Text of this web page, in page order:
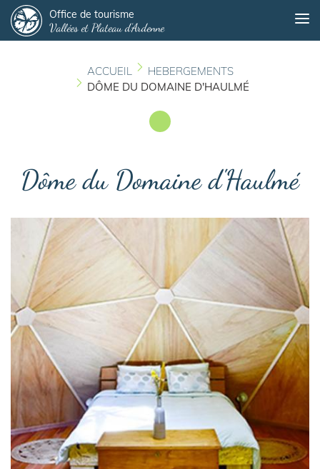
au
contenu
Office de tourisme
Vallées et Plateau d'Ardenne
ACCUEIL
HEBERGEMENTS
DÔME DU DOMAINE D'HAULMÉ
Dôme du Domaine d'Haulmé
Panneau de gestion des cookies